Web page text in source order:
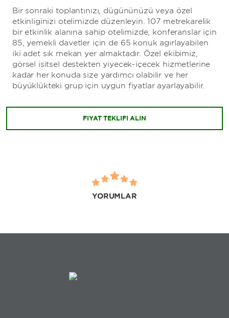
Bir sonraki toplantınızı, düğününüzü veya özel
etkinliğinizi otelimizde düzenleyin. 107 metrekarelik
bir etkinlik alanına sahip otelimizde, konferanslar için
85, yemekli davetler için de 65 konuk ağırlayabilen
iki adet şık mekan yer almaktadır. Özel ekibimiz,
görsel işitsel destekten yiyecek-içecek hizmetlerine
kadar her konuda size yardımcı olabilir ve her
büyüklükteki grup için uygun fiyatlar ayarlayabilir.
FİYAT TEKLİFİ ALIN
YORUMLAR